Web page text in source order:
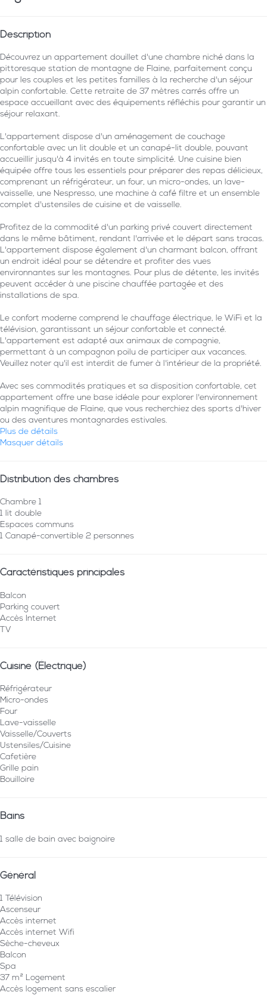
Description
Découvrez un appartement douillet d'une chambre niché dans la
pittoresque station de montagne de Flaine, parfaitement conçu
pour les couples et les petites familles à la recherche d'un séjour
alpin confortable. Cette retraite de 37 mètres carrés offre un
espace accueillant avec des équipements réfléchis pour garantir un
séjour relaxant.
L'appartement dispose d'un aménagement de couchage
confortable avec un lit double et un canapé-lit double, pouvant
accueillir jusqu'à 4 invités en toute simplicité. Une cuisine bien
équipée offre tous les essentiels pour préparer des repas délicieux,
comprenant un réfrigérateur, un four, un micro-ondes, un lave-
vaisselle, une Nespresso, une machine à café filtre et un ensemble
complet d'ustensiles de cuisine et de vaisselle.
Profitez de la commodité d'un parking privé couvert directement
dans le même bâtiment, rendant l'arrivée et le départ sans tracas.
L'appartement dispose également d'un charmant balcon, offrant
un endroit idéal pour se détendre et profiter des vues
environnantes sur les montagnes. Pour plus de détente, les invités
peuvent accéder à une piscine chauffée partagée et des
installations de spa.
Le confort moderne comprend le chauffage électrique, le WiFi et la
télévision, garantissant un séjour confortable et connecté.
L'appartement est adapté aux animaux de compagnie,
permettant à un compagnon poilu de participer aux vacances.
Veuillez noter qu'il est interdit de fumer à l'intérieur de la propriété.
Avec ses commodités pratiques et sa disposition confortable, cet
appartement offre une base idéale pour explorer l'environnement
alpin magnifique de Flaine, que vous recherchiez des sports d'hiver
ou des aventures montagnardes estivales.
Plus de détails
Masquer détails
Distribution des chambres
Chambre 1
1 lit double
Espaces communs
1 Canapé-convertible 2 personnes
Caractéristiques principales
Balcon
Parking couvert
Accès Internet
TV
Cuisine (Électrique)
Réfrigérateur
Micro-ondes
Four
Lave-vaisselle
Vaisselle/Couverts
Ustensiles/Cuisine
Cafetière
Grille pain
Bouilloire
Bains
1 salle de bain avec baignoire
Général
1 Télévision
Ascenseur
Accès internet
Accès internet Wifi
Sèche-cheveux
Balcon
Spa
37 m² Logement
Accès logement sans escalier